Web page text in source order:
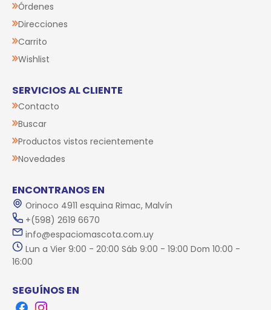
Órdenes
Direcciones
Carrito
Wishlist
SERVICIOS AL CLIENTE
Contacto
Buscar
Productos vistos recientemente
Novedades
ENCONTRANOS EN
Orinoco 4911 esquina Rimac, Malvín
+(598) 2619 6670
info@espaciomascota.com.uy
Lun a Vier 9:00 - 20:00 Sáb 9:00 - 19:00 Dom 10:00 -
16:00
SEGUÍNOS EN